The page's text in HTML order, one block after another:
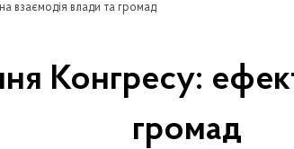
взаємодія влади та громад
Конгресу:
громад